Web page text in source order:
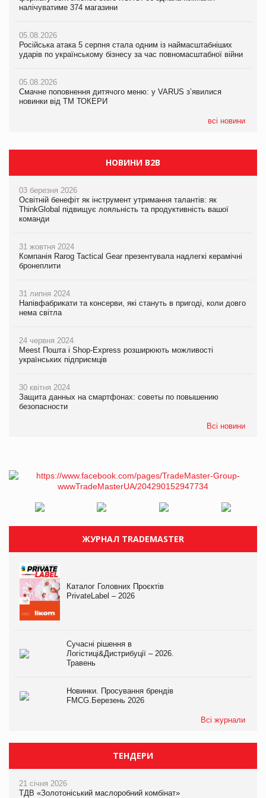
налічуватиме 374 магазини
05.08.2026
Російська атака 5 серпня стала одним із наймасштабніших
ударів по українському бізнесу за час повномасштабної війни
05.08.2026
Смачне поповнення дитячого меню: у VARUS з’явилися
новинки від ТМ ТОКЕРИ
всі новини
новинки від ТМ ТОКЕРИ
05.08.2026
Сергій Лісунов про заморожені хлібобулочні вироби на
PrivateLabel&FMCG Master 2026
04.08.2026
Через атаку РФ у Дніпрі пошкоджено склад шоколаду
Millennium
продуктів
НОВИНИ B2B
03 березня 2026
Освітній бенефіт як інструмент утримання талантів: як
ThinkGlobal підвищує лояльність та продуктивність вашої
команди
31 жовтня 2024
Компанія Rarog Tactical Gear презентувала надлегкі керамічні
бронеплити
31 липня 2024
Напівфабрикати та консерви, які стануть в пригоді, коли довго
нема світла
24 червня 2024
Meest Пошта і Shop-Express розширюють можливості
українських підприємців
30 квітня 2024
Защита данных на смартфонах: советы по повышению
безопасности
Всі новини
ЖУРНАЛ TRADEMASTER
Каталог Головних Проєктів
PrivateLabel – 2026
Сучасні рішення в
Логістиці&Дистрибуції – 2026.
Травень
Новинки. Просування брендів
FMCG.Березень 2026
Всі журнали
ТЕНДЕРИ
21 січня 2026
ТДВ «Золотоніський маслоробний комбінат»